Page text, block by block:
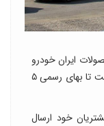
ایران خودرو
صادر شده و این شرکت خودروساز توانسته است تا بهای رسمی ۵
خود ارسال